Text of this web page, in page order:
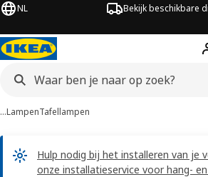
NL Bekijk beschikbare
…LampenTafellampen
Hulp nodig bij het installeren van je
onze installatieservice voor hang-